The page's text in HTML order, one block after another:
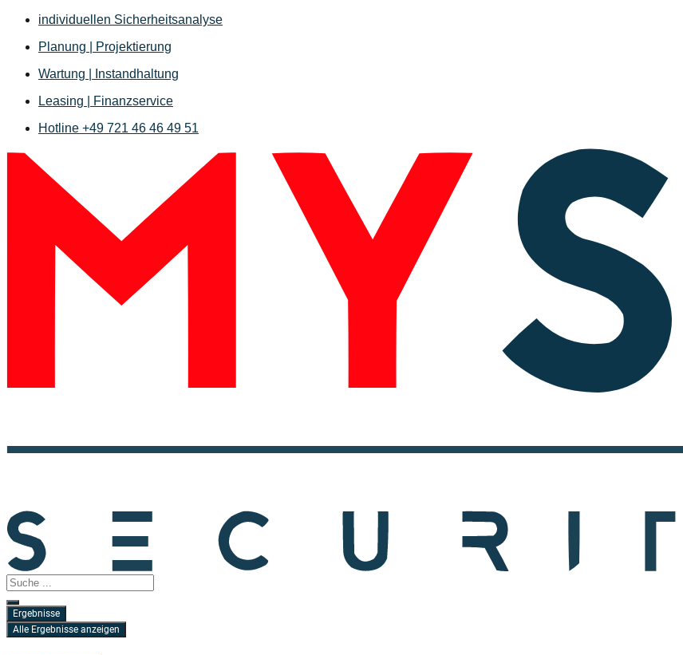
Zum
springen
individuellen Sicherheitsanalyse
Planung | Projektierung
Wartung | Instandhaltung
Leasing | Finanzservice
Hotline +49 721 46 46 49 51
Search
...
Ergebnisse
Alle Ergebnisse anzeigen